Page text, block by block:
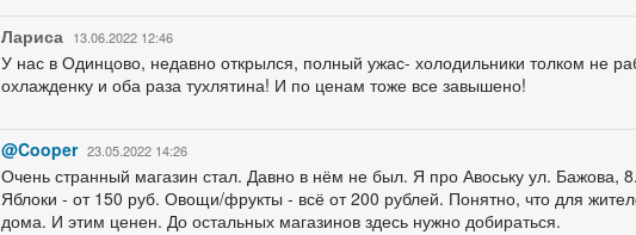
Лариса 13.06.2022 12:46
У нас в Одинцово, недавно открылся, полный ужас- холодильники толком не
охлажденку и оба раза тухлятина! И по ценам тоже все завышено!
@Cooper 23.05.2022 14:26
Очень странный магазин стал. Давно в нём не был. Я про Авоську ул. Бажова,
Яблоки - от 150 руб. Овощи/фрукты - всё от 200 рублей. Понятно, что для
дома. И этим ценен. До остальных магазинов здесь нужно добираться.